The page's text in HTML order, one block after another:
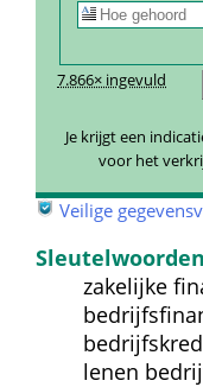
7.866× ingevuld
Je krijgt een
voor het
Veilige
zakelijke
lenen